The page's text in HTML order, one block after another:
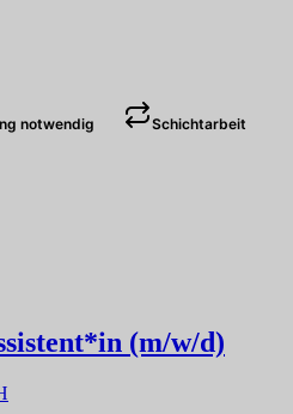
notwendig Schichtarbeit
(m/w/d)